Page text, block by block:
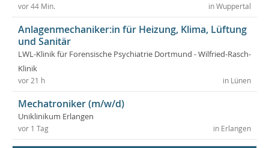
in Wuppertal
vor 44 Min.
Anlagenmechaniker:in für Heizung, Klima, Lüftung
und Sanitär
LWL-Klinik für Forensische Psychiatrie Dortmund - Wilfried-Rasch-
Klinik
in Lünen
vor 21 h
Mechatroniker (m/w/d)
Uniklinikum Erlangen
in Erlangen
vor 1 Tag